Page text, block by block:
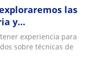
las
y
el poder de la
experiencia para
sobre técnicas de